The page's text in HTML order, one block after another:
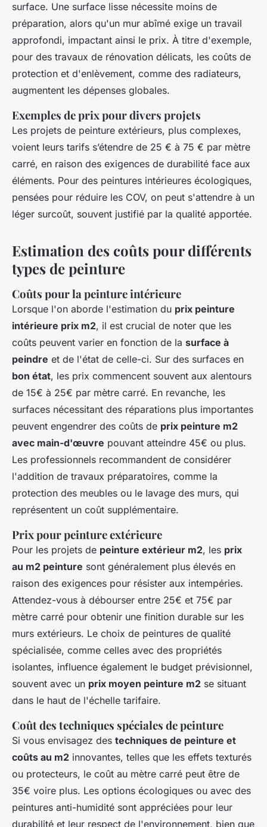
surface. Une surface lisse nécessite moins de
préparation, alors qu'un mur abîmé exige un travail
approfondi, impactant ainsi le prix. À titre d'exemple,
pour des travaux de rénovation délicats, les coûts de
protection et d'enlèvement, comme des radiateurs,
augmentent les dépenses globales.
Exemples de prix pour divers projets
Les projets de peinture extérieurs, plus complexes,
voient leurs tarifs s’étendre de 25 € à 75 € par mètre
carré, en raison des exigences de durabilité face aux
éléments. Pour des peintures intérieures écologiques,
pensées pour réduire les COV, on peut s'attendre à un
léger surcoût, souvent justifié par la qualité apportée.
Estimation des coûts pour différents
types de peinture
Coûts pour la peinture intérieure
Lorsque l'on aborde l'estimation du prix peinture
intérieure prix m2, il est crucial de noter que les
coûts peuvent varier en fonction de la surface à
peindre et de l'état de celle-ci. Sur des surfaces en
bon état, les prix commencent souvent aux alentours
de 15€ à 25€ par mètre carré. En revanche, les
surfaces nécessitant des réparations plus importantes
peuvent engendrer des coûts de prix peinture m2
avec main-d'œuvre pouvant atteindre 45€ ou plus.
Les professionnels recommandent de considérer
l'addition de travaux préparatoires, comme la
protection des meubles ou le lavage des murs, qui
représentent un coût supplémentaire.
Prix pour peinture extérieure
Pour les projets de peinture extérieur m2, les prix
au m2 peinture sont généralement plus élevés en
raison des exigences pour résister aux intempéries.
Attendez-vous à débourser entre 25€ et 75€ par
mètre carré pour obtenir une finition durable sur les
murs extérieurs. Le choix de peintures de qualité
spécialisée, comme celles avec des propriétés
isolantes, influence également le budget prévisionnel,
souvent avec un prix moyen peinture m2 se situant
dans le haut de l'échelle tarifaire.
Coût des techniques spéciales de peinture
Si vous envisagez des techniques de peinture et
coûts au m2 innovantes, telles que les effets texturés
ou protecteurs, le coût au mètre carré peut être de
35€ voire plus. Les options écologiques ou avec des
peintures anti-humidité sont appréciées pour leur
durabilité et leur respect de l'environnement, bien que